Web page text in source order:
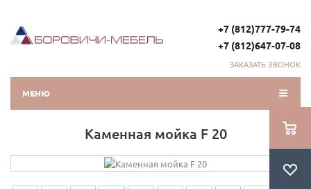
+7 (812)777-79-74
+7 (812)647-07-08
ЗАКАЗАТЬ ЗВОНОК
МЕНЮ
Каменная мойка F 20